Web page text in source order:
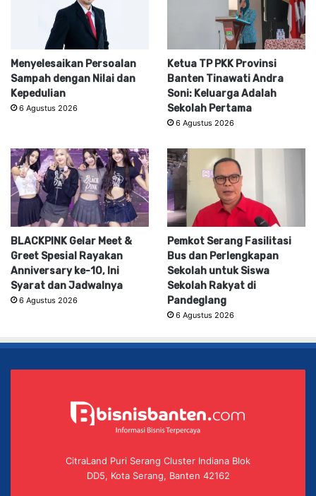
Menyelesaikan Persoalan
Sampah dengan Nilai dan
Kepedulian
6 Agustus 2026
Ketua TP PKK Provinsi
Banten Tinawati Andra
Soni: Keluarga Adalah
Sekolah Pertama
6 Agustus 2026
BLACKPINK Gelar Meet &
Greet Spesial Rayakan
Anniversary ke-10, Ini
Syarat dan Jadwalnya
6 Agustus 2026
Pemkot Serang Fasilitasi
Bus dan Perlengkapan
Sekolah untuk Siswa
Sekolah Rakyat di
Pandeglang
6 Agustus 2026
CitraLand Puri Serang Cluster Indiana Blok
DD5, Kota Serang, Banten 42162